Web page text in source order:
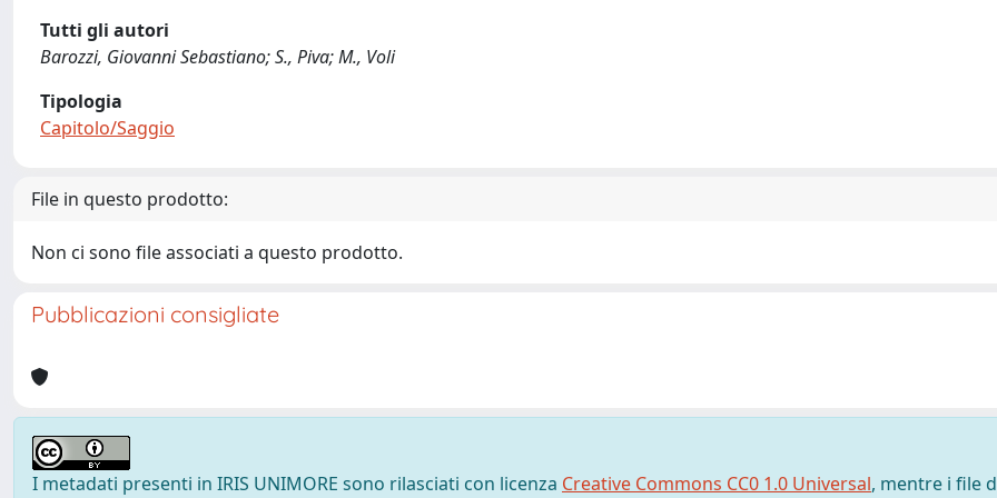
Tutti gli autori
Barozzi, Giovanni Sebastiano; S., Piva; M., Voli
Tipologia
Capitolo/Saggio
File in questo prodotto:
Non ci sono file associati a questo prodotto.
Pubblicazioni consigliate
I metadati presenti in IRIS UNIMORE sono rilasciati con licenza Creative Commons CC0 1.0 Universal, mentre i file